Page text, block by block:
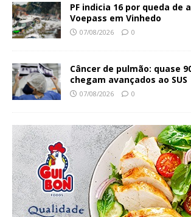
PF indicia 16 por queda de
Voepass em Vinhedo
07/08/2026 0
Câncer de pulmão: quase
chegam avançados ao SUS
07/08/2026 0